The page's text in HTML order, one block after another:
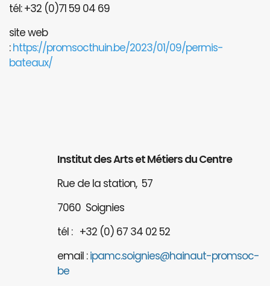
tél: +32 (0)71 59 04 69
site web
:https://promsocthuin.be/2023/01/09/permis-
bateaux/
Institut des Arts et Métiers du Centre
Rue de la station, 57
7060 Soignies
tél : +32 (0) 67 34 02 52
email :ipamc.soignies@hainaut-promsoc-
be